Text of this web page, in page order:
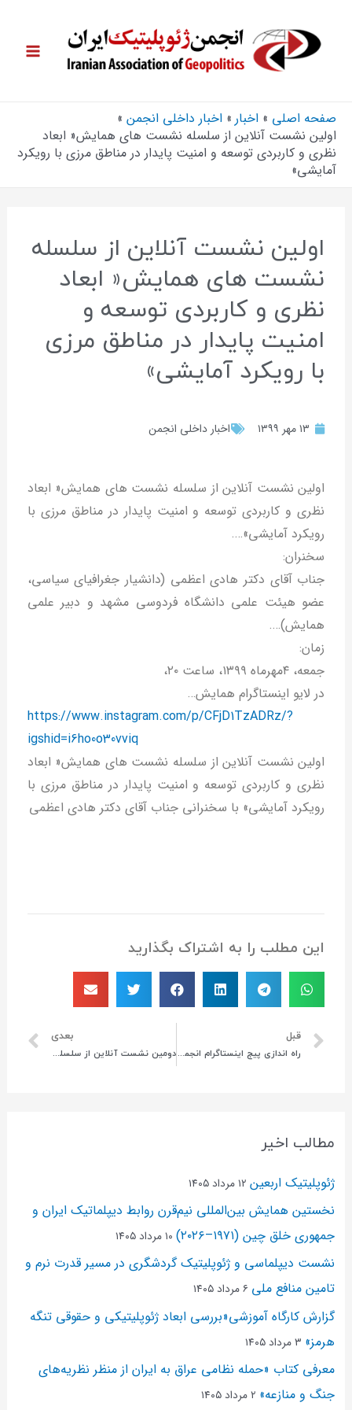
صفحه اصلی اخبار
اخبار داخلی انجمن
اولین نشست آنلاین از سلسله نشست های همایش« ابعاد
نظری و کاربردی توسعه و امنیت پایدار در مناطق مرزی با رویکرد
آمایشی»
اولین نشست آنلاین از سلسله
نشست های همایش« ابعاد
نظری و کاربردی توسعه و
امنیت پایدار در مناطق مرزی
با رویکرد آمایشی»
۱۳ مهر ۱۳۹۹ اخبار داخلی انجمن
اولین نشست آنلاین از سلسله نشست های همایش« ابعاد
نظری و کاربردی توسعه و امنیت پایدار در مناطق مرزی با
رویکرد آمایشی»….
سخنران:
جناب آقای دکتر هادی اعظمی (دانشیار جغرافیای سیاسی،
عضو هیئت علمی دانشگاه فردوسی مشهد و دبیر علمی
همایش)….
زمان:
جمعه، ۴مهرماه ۱۳۹۹، ساعت ۲۰،
در لایو اینستاگرام همایش…
https://www.instagram.com/p/CFjD1TzADRz/?
igshid=i6ho0o30vviq
اولین نشست آنلاین از سلسله نشست های همایش« ابعاد
نظری و کاربردی توسعه و امنیت پایدار در مناطق مرزی با
رویکرد آمایشی» با سخنرانی جناب آقای دکتر هادی اعظمی
این مطلب را به اشتراک بگذارید
قبل
راه اندازی پیج اینستاگرام انجمن ژئوپلیتیک ایران
بعدی
دومین نشست آنلاین از سلسله نشست های همایش« ابعاد نظری و کاربردی توسعه و امنیت پایدار در مناطق مرزی با رویکرد آمایشی»
مطالب اخیر
ژئوپلیتیک اربعین ۱۲ مرداد ۱۴۰۵
نخستین همایش بین‌المللی نیم‌قرن روابط دیپلماتیک ایران و
جمهوری خلق چین (۱۹۷۱–۲۰۲۶)
۱۰ مرداد ۱۴۰۵
نشست دیپلماسی و ژئو‌پلیتیک گردشگری در مسیر قدرت نرم و
تامین منافع ملی ۶ مرداد ۱۴۰۵
گزارش کارگاه آموزشی«بررسی ابعاد ژئوپلیتیکی و حقوقی تنگه
هرمز» ۳ مرداد ۱۴۰۵
معرفی کتاب «حمله نظامی عراق به ایران از منظر نظریه‌های
جنگ و منازعه» ۲ مرداد ۱۴۰۵